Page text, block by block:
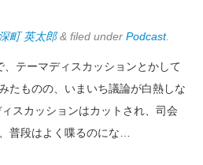
深町 英太郎 & filed under Podcast.
テーマディスカッションとかして
たものの、いまいち議論が白熱しな
スカッションはカットされ、司会
普段はよく喋るのにな…